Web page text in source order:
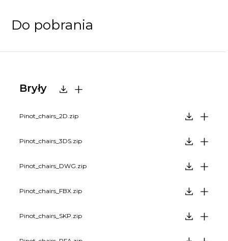
Do pobrania
Bryły
Pinot_chairs_2D.zip
Pinot_chairs_3DS.zip
Pinot_chairs_DWG.zip
Pinot_chairs_FBX.zip
Pinot_chairs_SKP.zip